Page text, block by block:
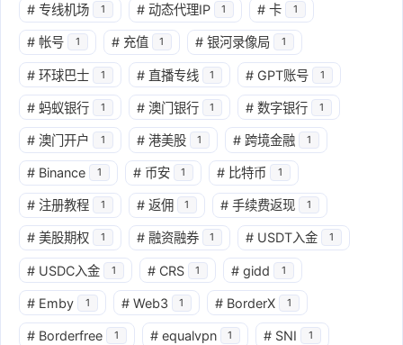
# 专线机场 1 # 动态代理IP 1 # 卡 1
# 帐号 1 # 充值 1 # 银河录像局 1
# 环球巴士 1 # 直播专线 1 # GPT账号 1
# 蚂蚁银行 1 # 澳门银行 1 # 数字银行 1
# 澳门开户 1 # 港美股 1 # 跨境金融 1
# Binance 1 # 币安 1 # 比特币 1
# 注册教程 1 # 返佣 1 # 手续费返现 1
# 美股期权 1 # 融资融券 1 # USDT入金 1
# USDC入金 1 # CRS 1 # gidd 1
# Emby 1 # Web3 1 # BorderX 1
# Borderfree 1 # equalvpn 1 # SNI 1